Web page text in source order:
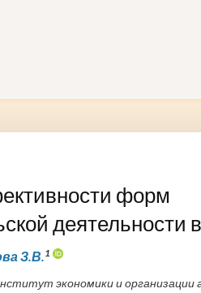
форм
деятельности
З.В.1
экономики и